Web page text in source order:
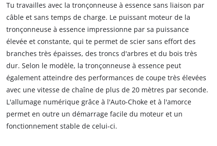
Tu travailles avec la tronçonneuse à essence sans liaison par
câble et sans temps de charge. Le puissant moteur de la
tronçonneuse à essence impressionne par sa puissance
élevée et constante, qui te permet de scier sans effort des
branches très épaisses, des troncs d'arbres et du bois très
dur. Selon le modèle, la tronçonneuse à essence peut
également atteindre des performances de coupe très élevées
avec une vitesse de chaîne de plus de 20 mètres par seconde.
L'allumage numérique grâce à l'Auto-Choke et à l'amorce
permet en outre un démarrage facile du moteur et un
fonctionnement stable de celui-ci.